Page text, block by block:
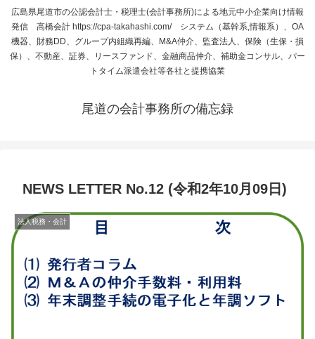
広島県尾道市の公認会計士・税理士(会計事務所)による地元中小企業向け情報
発信 高橋会計 https://cpa-takahashi.com/ システム（基幹系,情報系）、OA
機器、財務DD、グループ内組織再編、M&A仲介、監査法人、保険（生保・損
保）、不動産、証券、リースファンド、金融商品仲介、補助金コンサル、パー
トタイム派遣会社等各社と提携協業
尾道の会計事務所の備忘録
NEWS LETTER No.12 (令和2年10月09日)
法人税務・会計